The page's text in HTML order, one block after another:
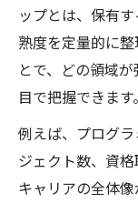
ップとは、保有
熟度を定量的に
とで、どの領域
目で把握できます。
例えば、プログ
ジェクト数、資
キャリアの全体